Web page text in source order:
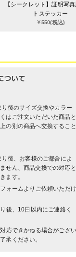
【シークレット】証明写
トステッカー
￥550(税込)
り後のサイズ交換やカラー
はご注文いただいた商品と
の別の商品へ交換すること
り後、お客様のご都合によ
せん、商品交換での対応と
ます。
ォームよりご依頼いただけ
後、10日以内にご連絡く
応できかねる場合がござい
承ください。